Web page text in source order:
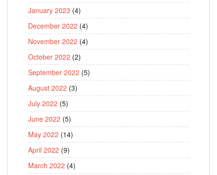
January 2023 (4)
December 2022 (4)
November 2022 (4)
October 2022 (2)
September 2022 (5)
August 2022 (3)
July 2022 (5)
June 2022 (5)
May 2022 (14)
April 2022 (9)
March 2022 (4)